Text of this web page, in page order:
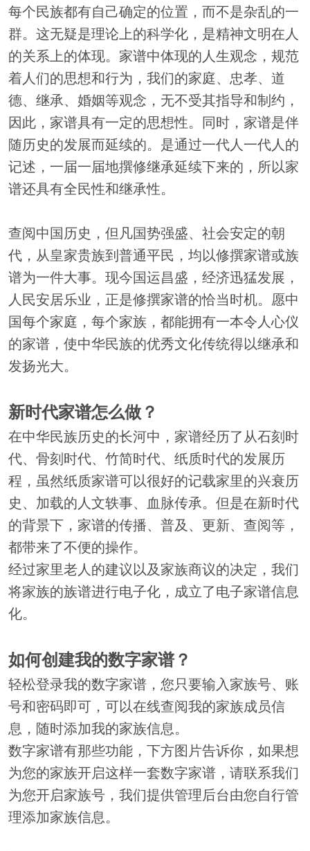
每个民族都有自己确定的位置，而不是杂乱的一
群。这无疑是理论上的科学化，是精神文明在人
的关系上的体现。家谱中体现的人生观念，规范
着人们的思想和行为，我们的家庭、忠孝、道
德、继承、婚姻等观念，无不受其指导和制约，
因此，家谱具有一定的思想性。同时，家谱是伴
随历史的发展而延续的。是通过一代人一代人的
记述，一届一届地撰修继承延续下来的，所以家
谱还具有全民性和继承性。
查阅中国历史，但凡国势强盛、社会安定的朝
代，从皇家贵族到普通平民，均以修撰家谱或族
谱为一件大事。现今国运昌盛，经济迅猛发展，
人民安居乐业，正是修撰家谱的恰当时机。愿中
国每个家庭，每个家族，都能拥有一本令人心仪
的家谱，使中华民族的优秀文化传统得以继承和
发扬光大。
新时代家谱怎么做？
在中华民族历史的长河中，家谱经历了从石刻时
代、骨刻时代、竹简时代、纸质时代的发展历
程，虽然纸质家谱可以很好的记载家里的兴衰历
史、加载的人文轶事、血脉传承。但是在新时代
的背景下，家谱的传播、普及、更新、查阅等，
都带来了不便的操作。
经过家里老人的建议以及家族商议的决定，我们
将家族的族谱进行电子化，成立了电子家谱信息
化。
如何创建我的数字家谱？
轻松登录我的数字家谱，您只要输入家族号、账
号和密码即可，可以在线查阅我的家族成员信
息，随时添加我的家族信息。
数字家谱有那些功能，下方图片告诉你，如果想
为您的家族开启这样一套数字家谱，请联系我们
为您开启家族号，我们提供管理后台由您自行管
理添加家族信息。